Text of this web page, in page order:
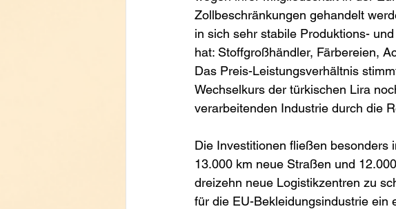
Zollbeschränkungen gehandelt
in sich sehr stabile Produktions-
hat: Stoffgroßhändler, Färbereien,
Das Preis-Leistungsverhältnis
Wechselkurs der türkischen Lira
verarbeitenden Industrie durch die
Die Investitionen fließen besonders
13.000 km neue Straßen und
dreizehn neue Logistikzentren zu
für die EU-Bekleidungsindustrie ein